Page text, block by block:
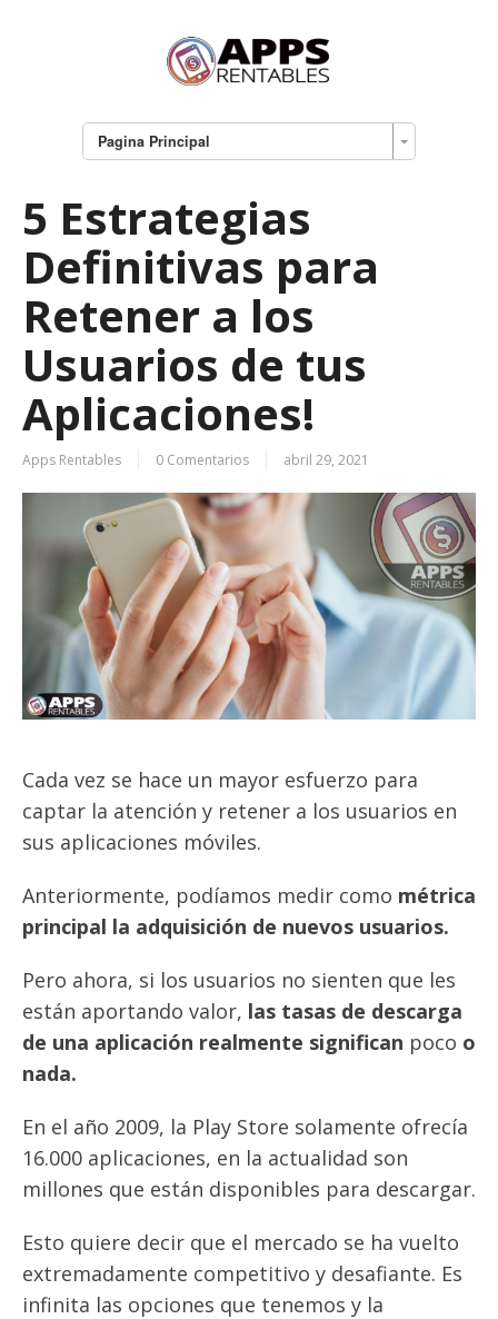
Pagina Principal
5 Estrategias
Definitivas para
Retener a los
Usuarios de tus
Aplicaciones!
Apps Rentables 0 Comentarios abril 29, 2021
Cada vez se hace un mayor esfuerzo para
captar la atención y retener a los usuarios en
sus aplicaciones móviles.
Anteriormente, podíamos medir como métrica
principal la adquisición de nuevos usuarios.
Pero ahora, si los usuarios no sienten que les
están aportando valor, las tasas de descarga
de una aplicación realmente significan poco o
nada.
En el año 2009, la Play Store solamente ofrecía
16.000 aplicaciones, en la actualidad son
millones que están disponibles para descargar.
Esto quiere decir que el mercado se ha vuelto
extremadamente competitivo y desafiante. Es
infinita las opciones que tenemos y la